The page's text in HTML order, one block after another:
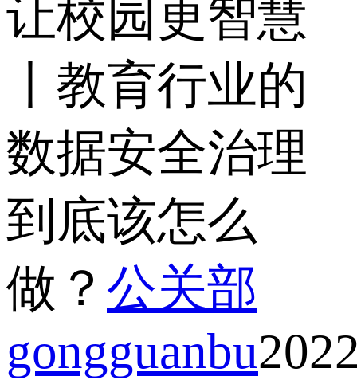
让校园更智慧
丨教育行业的
数据安全治理
到底该怎么
做？ 公关部
gongguanbu